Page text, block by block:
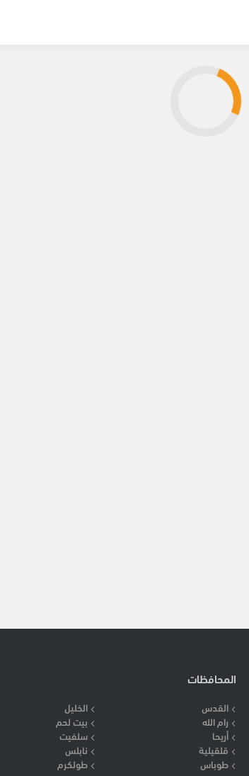
المحافظات
القدس
الخليل
رام الله
بيت لحم
أريحا
سلفيت
قلقيلية
نابلس
طوباس
طولكرم